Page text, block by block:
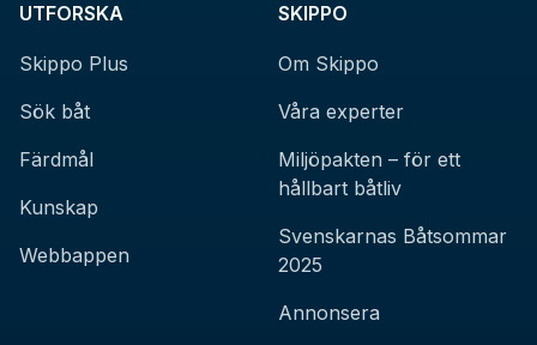
UTFORSKA
Skippo Plus
Sök båt
Färdmål
Kunskap
Webbappen
SKIPPO
Om Skippo
Våra experter
Miljöpakten – för ett
hållbart båtliv
Svenskarnas Båtsommar
2025
Annonsera